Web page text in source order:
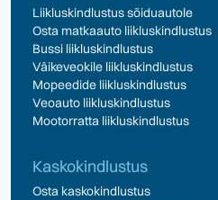
Liikluskindlustus sõiduautole
Osta matkaauto liikluskindlustus
Bussi liikluskindlustus
Väikeveokile liikluskindlustus
Mopeedide liikluskindlustus
Veoauto liikluskindlustus
Mootorratta liikluskindlustus
Kaskokindlustus
Osta kaskokindlustus